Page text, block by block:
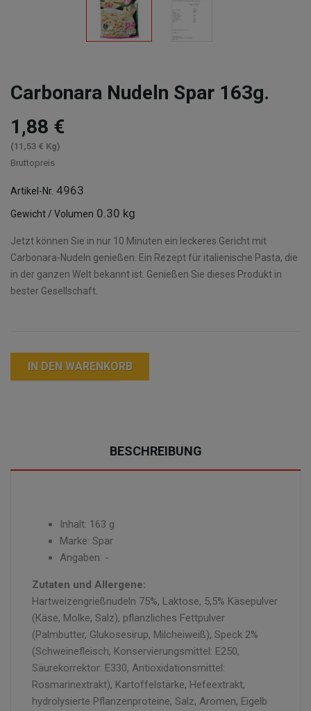
Carbonara Nudeln Spar 163g.
1,88 €
(11,53 € Kg)
Bruttopreis
Artikel-Nr. 4963
Gewicht / Volumen 0.30 kg
Jetzt können Sie in nur 10 Minuten ein leckeres Gericht mit
Carbonara-Nudeln genießen. Ein Rezept für italienische Pasta, die
in der ganzen Welt bekannt ist. Genießen Sie dieses Produkt in
bester Gesellschaft.
IN DEN WARENKORB
BESCHREIBUNG
Inhalt: 163 g
Marke: Spar
Angaben: -
Zutaten und Allergene:
Hartweizengrießnudeln 75%, Laktose, 5,5% Käsepulver
(Käse, Molke, Salz), pflanzliches Fettpulver
(Palmbutter, Glukosesirup, Milcheiweiß), Speck 2%
(Schweinefleisch, Konservierungsmittel: E250,
Säurekorrektor: E330, Antioxidationsmittel:
Rosmarinextrakt), Kartoffelstärke, Hefeextrakt,
hydrolysierte Pflanzenproteine, Salz, Aromen, Eigelb